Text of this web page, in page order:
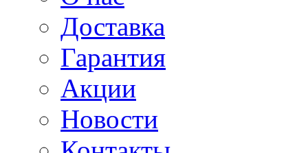
Доставка
Гарантия
Акции
Новости